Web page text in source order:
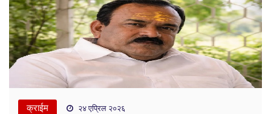
क्राईम २४ एप्रिल २०२६